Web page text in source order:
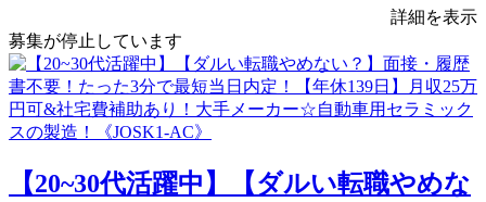
詳細を表示
募集が停止しています
【20~30代活躍中】【ダルい転職やめな